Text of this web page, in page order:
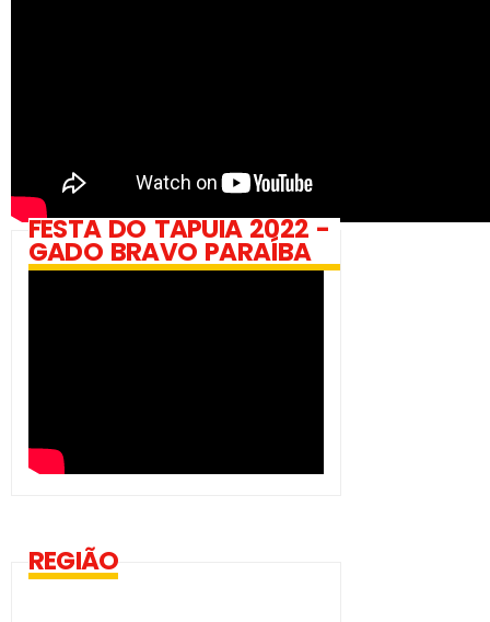
FESTA DO TAPUIA 2022 -
GADO BRAVO PARAÍBA
REGIÃO